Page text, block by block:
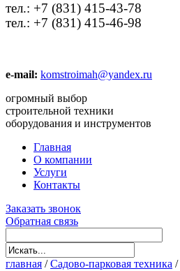
тел.: +7 (831) 415-43-78
тел.: +7 (831) 415-46-98
e-mail: komstroimah@yandex.ru
огромный выбор
строительной техники
оборудования и инструментов
Главная
О компании
Услуги
Контакты
Заказать звонок
Обратная связь
главная /Садово-парковая техника /